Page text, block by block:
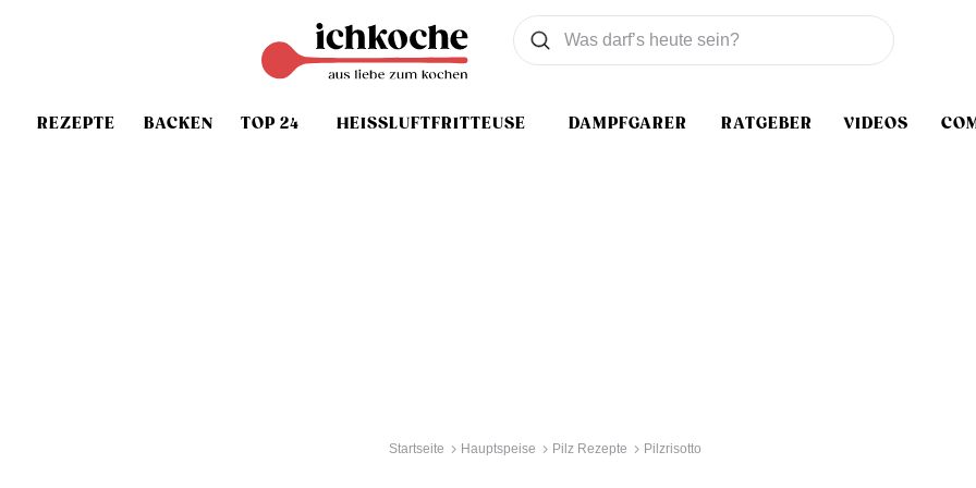
REZEPTE BACKEN TOP 24 HEISSLUFTFRITTEUSE DAMPFGARER RATGEBER VIDEOS
Was wollen Sie suchen
Suchen
Startseite Hauptspeise Pilz Rezepte Pilzrisotto